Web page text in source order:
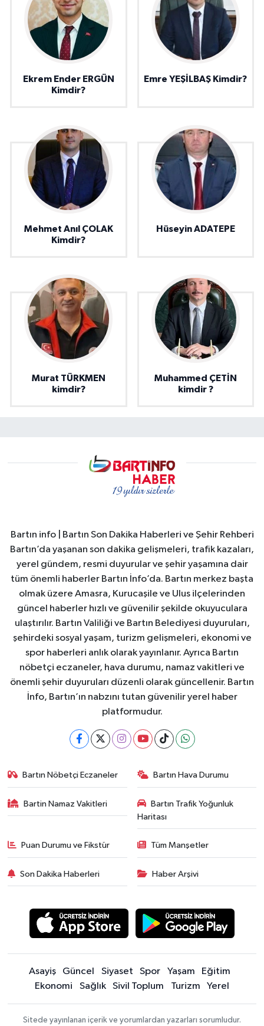
Ekrem Ender ERGÜN
Kimdir?
Emre YEŞİLBAŞ Kimdir?
Mehmet Anıl ÇOLAK
Kimdir?
Hüseyin ADATEPE
Murat TÜRKMEN
kimdir?
Muhammed ÇETİN
kimdir ?
Bartın info | Bartın Son Dakika Haberleri ve Şehir Rehberi
Bartın’da yaşanan son dakika gelişmeleri, trafik kazaları,
yerel gündem, resmi duyurular ve şehir yaşamına dair
tüm önemli haberler Bartın İnfo’da. Bartın merkez başta
olmak üzere Amasra, Kurucaşile ve Ulus ilçelerinden
güncel haberler hızlı ve güvenilir şekilde okuyuculara
ulaştırılır. Bartın Valiliği ve Bartın Belediyesi duyuruları,
şehirdeki sosyal yaşam, turizm gelişmeleri, ekonomi ve
spor haberleri anlık olarak yayınlanır. Ayrıca Bartın
nöbetçi eczaneler, hava durumu, namaz vakitleri ve
önemli şehir duyuruları düzenli olarak güncellenir. Bartın
İnfo, Bartın’ın nabzını tutan güvenilir yerel haber
platformudur.
Bartın Nöbetçi Eczaneler Bartın Hava Durumu
Bartin Namaz Vakitleri
Bartın Trafik Yoğunluk
Haritası
Puan Durumu ve Fikstür Tüm Manşetler
Son Dakika Haberleri Haber Arşivi
Asayiş Güncel Siyaset Spor Yaşam
Eğitim
Ekonomi
Sağlık Sivil Toplum Turizm Yerel
Sitede yayınlanan içerik ve yorumlardan yazarları sorumludur.